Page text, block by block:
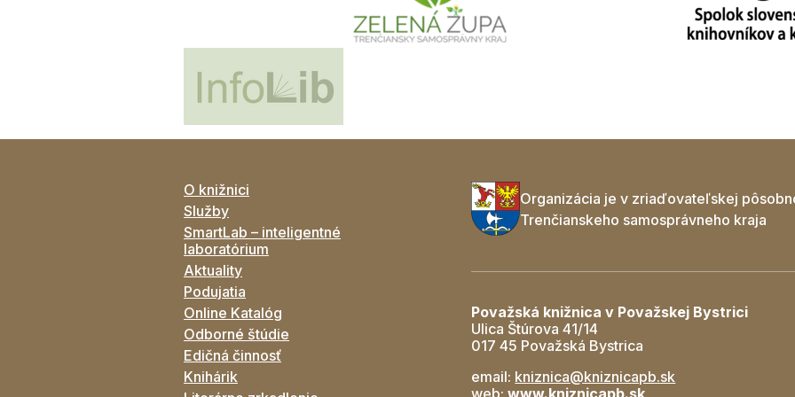
O knižnici
Služby
SmartLab – inteligentné
laboratórium
Aktuality
Podujatia
Online Katalóg
Odborné štúdie
Edičná činnosť
Knihárik
Organizácia je v zriaďovateľskej
Trenčianskeho samosprávneho kraja
Považská knižnica v Považskej Bystrici
Ulica Štúrova 41/14
017 45 Považská Bystrica
email: kniznica@kniznicapb.sk